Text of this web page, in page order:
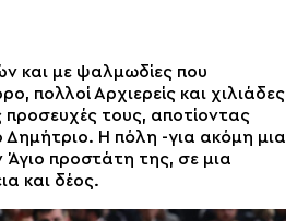
και με ψαλμωδίες που
πολλοί Αρχιερείς και χιλιάδες
τους, αποτίοντας
Δημήτριο. Η πόλη -για ακόμη μια
προστάτη της, σε μια
και δέος.